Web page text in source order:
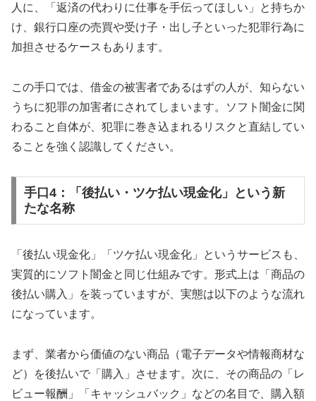
人に、「返済の代わりに仕事を手伝ってほしい」と持ちか
け、銀行口座の売買や受け子・出し子といった犯罪行為に
加担させるケースもあります。
この手口では、借金の被害者であるはずの人が、知らない
うちに犯罪の加害者にされてしまいます。ソフト闇金に関
わること自体が、犯罪に巻き込まれるリスクと直結してい
ることを強く認識してください。
手口4：「後払い・ツケ払い現金化」という新
たな名称
「後払い現金化」「ツケ払い現金化」というサービスも、
実質的にソフト闇金と同じ仕組みです。形式上は「商品の
後払い購入」を装っていますが、実態は以下のような流れ
になっています。
まず、業者から価値のない商品（電子データや情報商材な
ど）を後払いで「購入」させます。次に、その商品の「レ
ビュー報酬」「キャッシュバック」などの名目で、購入額